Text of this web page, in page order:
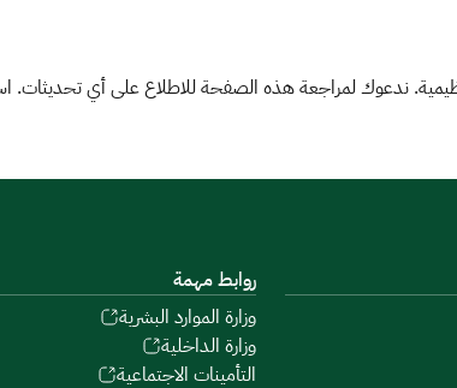
ندعوك لمراجعة هذه الصفحة للاطلاع على أي تحديثات.
روابط مهمة
وزارة الموارد البشرية
وزارة الداخلية
التأمينات الاجتماعية